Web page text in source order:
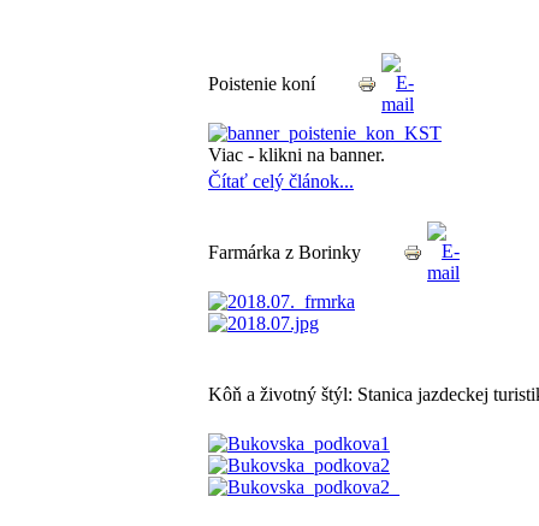
Poistenie koní
Viac - klikni na banner.
Čítať celý článok...
Farmárka z Borinky
Kôň a životný štýl: Stanica jazdeckej